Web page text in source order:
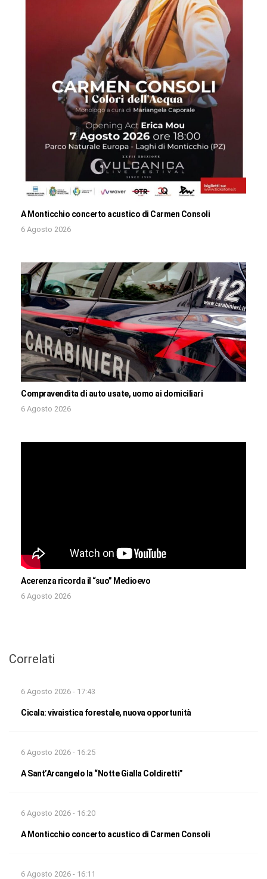
A Monticchio concerto acustico di Carmen Consoli
6 Agosto 2026
Compravendita di auto usate, uomo ai domiciliari
6 Agosto 2026
Acerenza ricorda il “suo” Medioevo
6 Agosto 2026
Correlati
6 Agosto 2026 - 17:43
Cicala: vivaistica forestale, nuova opportunità
6 Agosto 2026 - 16:25
A Sant’Arcangelo la “Notte Gialla Coldiretti”
6 Agosto 2026 - 16:20
A Monticchio concerto acustico di Carmen Consoli
6 Agosto 2026 - 16:11